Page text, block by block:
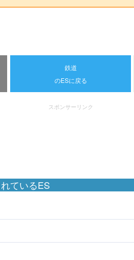
鉄道
のESに戻る
スポンサーリンク
ているES